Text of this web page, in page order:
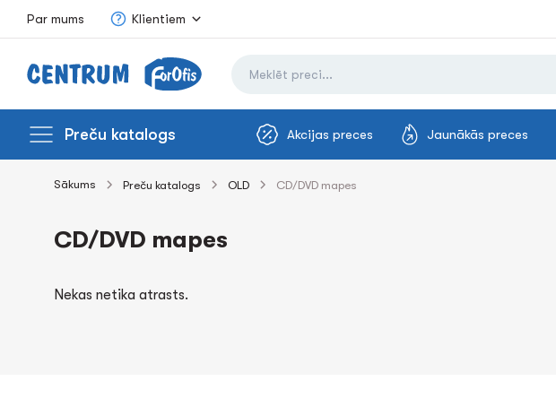
Par mums Klientiem
Preču katalogs Akcijas preces Jaunākās preces
Sākums Preču katalogs OLD CD/DVD mapes
CD/DVD mapes
Nekas netika atrasts.